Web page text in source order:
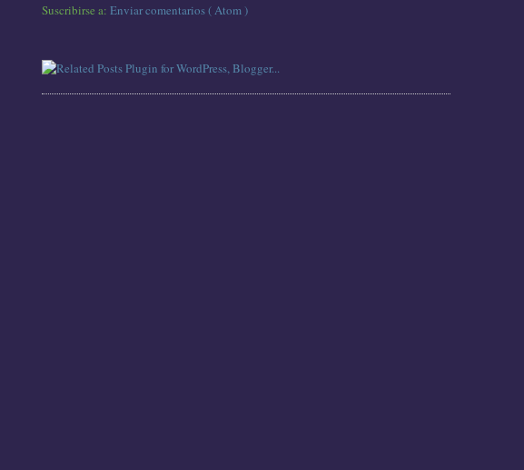
Suscribirse a: Enviar comentarios ( Atom )